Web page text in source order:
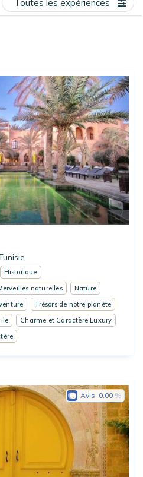
Toutes les expériences
Historique
naturelles
Nature
Trésors de notre planète
Charme et Caractère Luxury
Avis: 0.00